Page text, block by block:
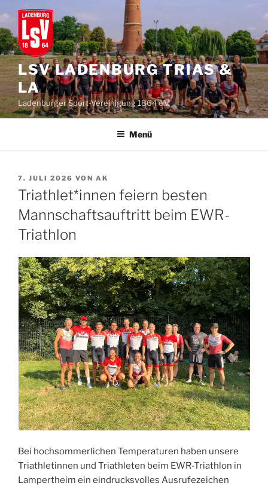
Inhalt
springen
LSV LADENBURG TRIAS &
LA
Ladenburger Sport-Vereinigung 1864 e.V.
Menü
VERÖFFENTLICHT
AM
7. JULI 2026 VON AK
Triathlet*innen feiern besten
Mannschaftsauftritt beim EWR-
Triathlon
Bei hochsommerlichen Temperaturen haben unsere
Triathletinnen und Triathleten beim EWR-Triathlon in
Lampertheim ein eindrucksvolles Ausrufezeichen